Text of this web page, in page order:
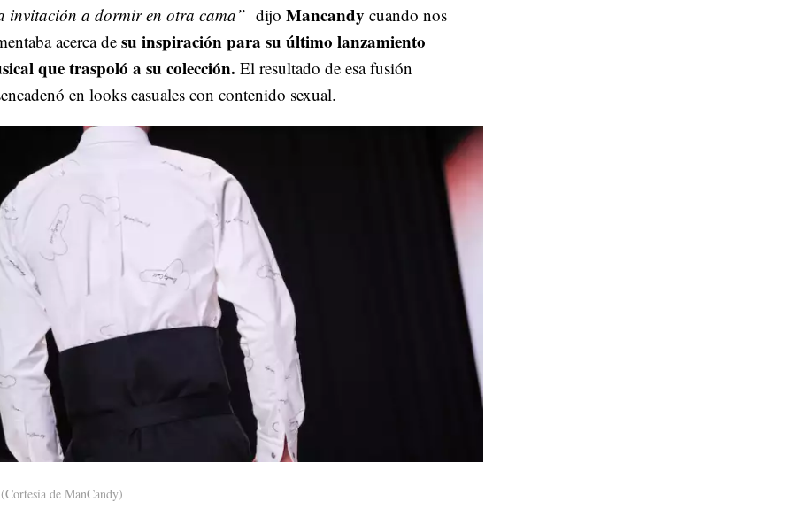
invitación a dormir en otra cama” dijo Mancandy cuando nos
acerca de su inspiración para su último lanzamiento
que traspoló a su colección. El resultado de esa fusión
en looks casuales con contenido sexual.
(Cortesía de ManCandy)